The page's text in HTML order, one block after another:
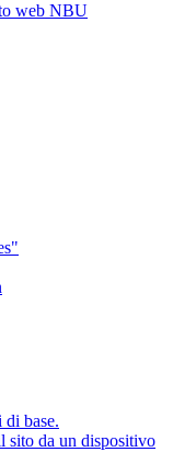
web NBU
di base.
sito da un dispositivo